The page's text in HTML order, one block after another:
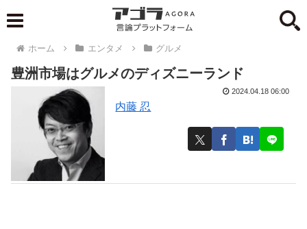
ホーム エンタメ グルメ
豊洲市場はグルメのディズニーランド
内藤 忍
2024.04.18 06:00